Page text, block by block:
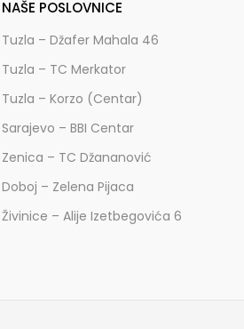
NAŠE POSLOVNICE
Tuzla – Džafer Mahala 46
Tuzla – TC Merkator
Tuzla – Korzo (Centar)
Sarajevo – BBI Centar
Zenica – TC Džananović
Doboj – Zelena Pijaca
Živinice – Alije Izetbegovića 6